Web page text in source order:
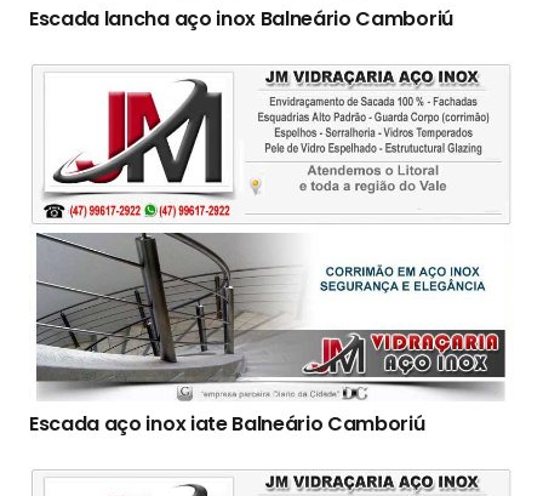
Escada lancha aço inox Balneário Camboriú
Escada aço inox iate Balneário Camboriú